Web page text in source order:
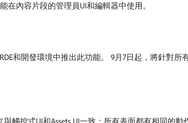
內容片段的管理員UI和編輯器中使用。
和開發環境中推出此功能。 9月7日起，將針對所
控式UI和Assets UI一致：所有表面都有相同的動